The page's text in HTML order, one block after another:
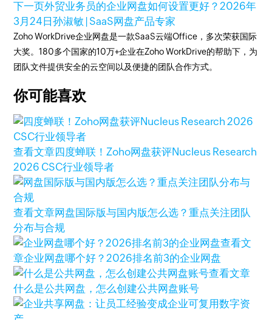
下一页外贸业务员的企业网盘如何设置更好？2026年
3月24日孙淑敏 | SaaS网盘产品专家
Zoho WorkDrive企业网盘是一款SaaS云端Office，多次荣获国际
大奖。180多个国家的10万+企业在Zoho WorkDrive的帮助下，为
团队文件提供安全的云空间以及便捷的团队合作方式。
你可能喜欢
查看文章四度蝉联！Zoho网盘获评Nucleus Research
2026 CSC行业领导者
查看文章网盘国际版与国内版怎么选？重点关注团队
分布与合规
查看文
章企业网盘哪个好？2026排名前3的企业网盘
查看文章
什么是公共网盘，怎么创建公共网盘账号